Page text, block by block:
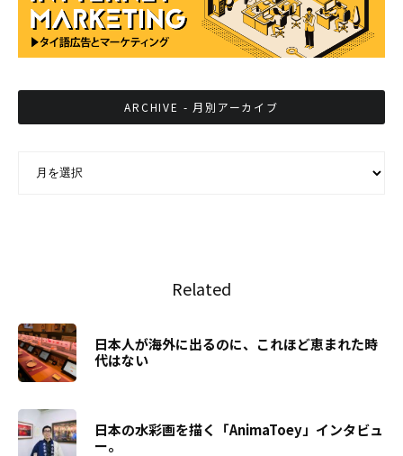
ARCHIVE - 月別アーカイブ
Related
日本人が海外に出るのに、これほど恵まれた時
代はない
日本の水彩画を描く「AnimaToey」インタビュ
ー。